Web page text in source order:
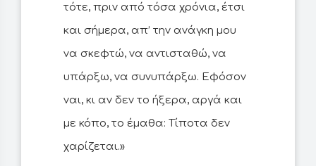
τότε, πριν από τόσα χρόνια, έτσι
και σήμερα, απ’ την ανάγκη μου
να σκεφτώ, να αντισταθώ, να
υπάρξω, να συνυπάρξω. Εφόσον
ναι, κι αν δεν το ήξερα, αργά και
με κόπο, το έμαθα: Τίποτα δεν
χαρίζεται.»